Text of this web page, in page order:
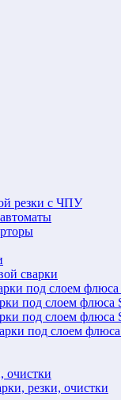
резки с ЧПУ
сварки
под слоем
под слоем флюса
под слоем флюса
под слоем
очистки
резки, очистки